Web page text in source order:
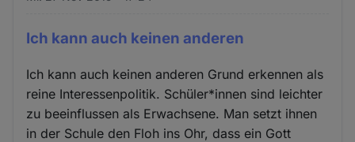
Ich kann auch keinen anderen
Ich kann auch keinen anderen Grund erkennen als
reine Interessenpolitik. Schüler*innen sind leichter
zu beeinflussen als Erwachsene. Man setzt ihnen
in der Schule den Floh ins Ohr, dass ein Gott